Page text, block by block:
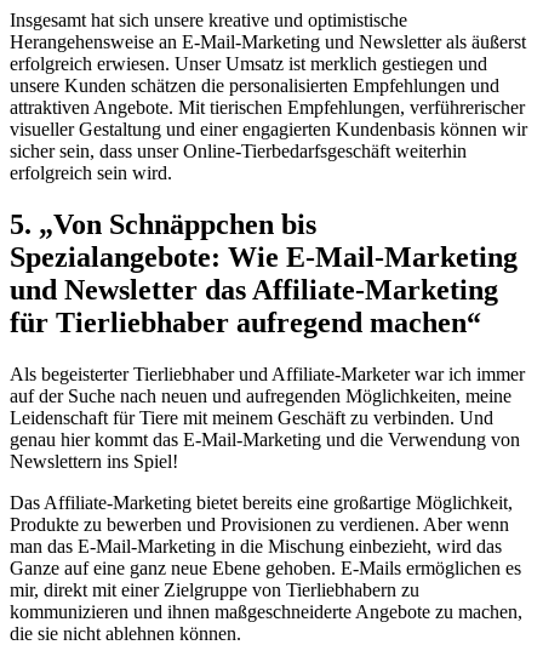
Insgesamt ⁢hat sich⁣ unsere kreative und optimistische
Herangehensweise an E-Mail-Marketing ‌und Newsletter als äußerst
erfolgreich erwiesen. Unser Umsatz‌ ist merklich gestiegen und
unsere Kunden schätzen die personalisierten Empfehlungen⁤ und
attraktiven Angebote. ⁤Mit⁣ tierischen Empfehlungen, verführerischer
visueller Gestaltung und einer engagierten Kundenbasis können wir
‌sicher⁢ sein, dass unser​ Online-Tierbedarfsgeschäft weiterhin
erfolgreich sein wird.
5. „Von Schnäppchen bis
Spezialangebote: Wie E-Mail-Marketing
und Newsletter das Affiliate-Marketing
für Tierliebhaber aufregend machen“
Als ​begeisterter Tierliebhaber und Affiliate-Marketer war ich ‌immer
auf‌ der Suche nach neuen‍ und aufregenden Möglichkeiten, meine
Leidenschaft für‌ Tiere mit meinem Geschäft ⁤zu ⁢verbinden. Und
genau hier kommt das E-Mail-Marketing und die⁣ Verwendung von
Newslettern ins Spiel!
Das Affiliate-Marketing bietet ⁣bereits⁣ eine großartige Möglichkeit,
Produkte⁤ zu bewerben und Provisionen zu verdienen. Aber wenn
man das E-Mail-Marketing in die Mischung einbezieht, wird das
Ganze auf eine ganz neue Ebene⁤ gehoben. E-Mails ermöglichen es⁢
mir, direkt mit‌ einer Zielgruppe ‍von Tierliebhabern zu
kommunizieren und ihnen maßgeschneiderte Angebote zu ‌machen,
die sie nicht ablehnen ‌können.